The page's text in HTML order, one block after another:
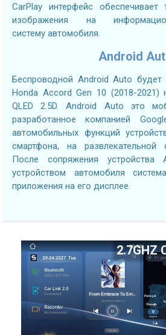
CarPlay интерфейс
изображения на
систему автомобиля.
Android
Беспроводной Android Auto будет
Honda Accord Gen 10 (2018-2021)
QLED 2.5D. Android Auto это
разработанное компанией
автомобильных функций
смартфона, на развлекательной
После сопряжения устройства
устройством автомобиля
приложения на его дисплее.
2.7GHZ